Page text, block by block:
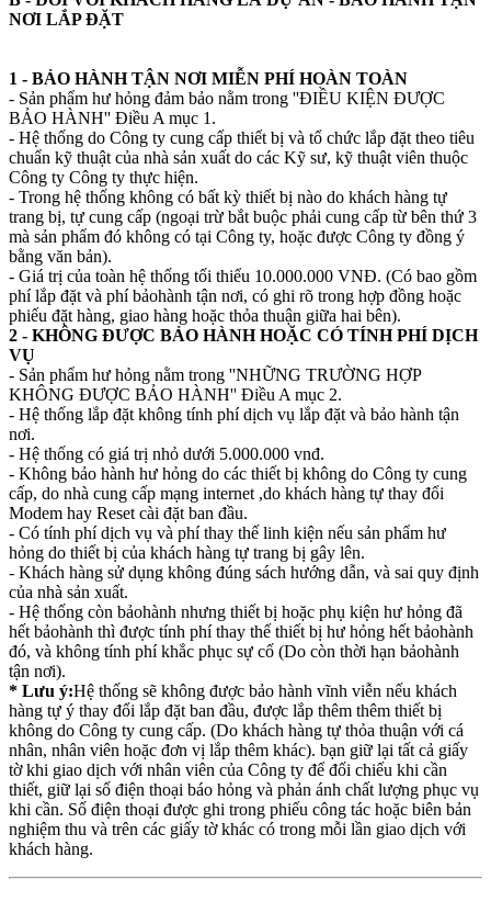
NƠI LẮP ĐẶT
1 - BẢO HÀNH TẬN NƠI MIỄN PHÍ HOÀN TOÀN
- Sản phẩm hư hỏng đảm bảo nằm trong ''ĐIỀU KIỆN ĐƯỢC
BẢO HÀNH'' Điều A mục 1.
- Hệ thống do Công ty cung cấp thiết bị và tổ chức lắp đặt theo tiêu
chuẩn kỹ thuật của nhà sản xuất do các Kỹ sư, kỹ thuật viên thuộc
Công ty Công ty thực hiện.
- Trong hệ thống không có bất kỳ thiết bị nào do khách hàng tự
trang bị, tự cung cấp (ngoại trừ bắt buộc phải cung cấp từ bên thứ 3
mà sản phẩm đó không có tại Công ty, hoặc được Công ty đồng ý
bằng văn bản).
- Giá trị của toàn hệ thống tối thiểu 10.000.000 VNĐ. (Có bao gồm
phí lắp đặt và phí bảohành tận nơi, có ghi rõ trong hợp đồng hoặc
phiếu đặt hàng, giao hàng hoặc thỏa thuận giữa hai bên).
2 - KHÔNG ĐƯỢC BẢO HÀNH HOẶC CÓ TÍNH PHÍ DỊCH
VỤ
- Sản phẩm hư hỏng nằm trong ''NHỮNG TRƯỜNG HỢP
KHÔNG ĐƯỢC BẢO HÀNH'' Điều A mục 2.
- Hệ thống lắp đặt không tính phí dịch vụ lắp đặt và bảo hành tận
nơi.
- Hệ thống có giá trị nhỏ dưới 5.000.000 vnđ.
- Không bảo hành hư hỏng do các thiết bị không do Công ty cung
cấp, do nhà cung cấp mạng internet ,do khách hàng tự thay đổi
Modem hay Reset cài đặt ban đầu.
- Có tính phí dịch vụ và phí thay thế linh kiện nếu sản phẩm hư
hỏng do thiết bị của khách hàng tự trang bị gây lên.
- Khách hàng sử dụng không đúng sách hướng dẫn, và sai quy định
của nhà sản xuất.
- Hệ thống còn bảohành nhưng thiết bị hoặc phụ kiện hư hỏng đã
hết bảohành thì được tính phí thay thế thiết bị hư hỏng hết bảohành
đó, và không tính phí khắc phục sự cố (Do còn thời hạn bảohành
tận nơi).
* Lưu ý:Hệ thống sẽ không được bảo hành vĩnh viễn nếu khách
hàng tự ý thay đổi lắp đặt ban đầu, được lắp thêm thêm thiết bị
không do Công ty cung cấp. (Do khách hàng tự thỏa thuận với cá
nhân, nhân viên hoặc đơn vị lắp thêm khác). bạn giữ lại tất cả giấy
tờ khi giao dịch với nhân viên của Công ty để đối chiếu khi cần
thiết, giữ lại số điện thoại báo hỏng và phản ánh chất lượng phục vụ
khi cần. Số điện thoại được ghi trong phiếu công tác hoặc biên bản
nghiệm thu và trên các giấy tờ khác có trong mỗi lần giao dịch với
khách hàng.